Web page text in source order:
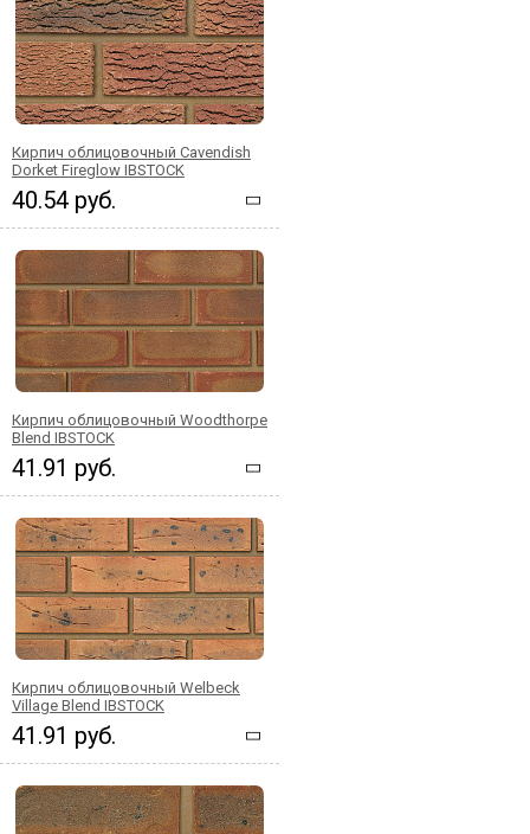
Кирпич облицовочный Cavendish
Dorket Fireglow IBSTOCK
40.54 руб.
Кирпич облицовочный Woodthorpe
Blend IBSTOCK
41.91 руб.
Кирпич облицовочный Welbeck
Village Blend IBSTOCK
41.91 руб.